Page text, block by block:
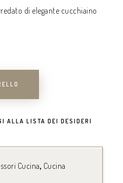
di elegante cucchiaino
ALLA LISTA DEI DESIDERI
Cucina, Cucina